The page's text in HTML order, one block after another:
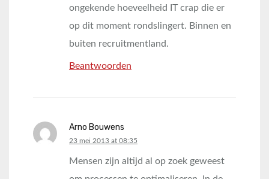
ongekende hoeveelheid IT crap die er
op dit moment rondslingert. Binnen en
buiten recruitmentland.
Beantwoorden
Arno Bouwens
says:
23 mei 2013 at 08:35
Mensen zijn altijd al op zoek geweest